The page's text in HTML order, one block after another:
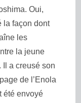
Oui,
la façon dont
les
la jeune
Il a creusé son
de l’Enola
été envoyé